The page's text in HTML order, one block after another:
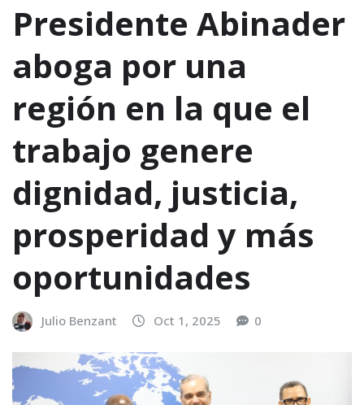
Presidente Abinader
aboga por una
región en la que el
trabajo genere
dignidad, justicia,
prosperidad y más
oportunidades
Julio Benzant Oct 1, 2025 0